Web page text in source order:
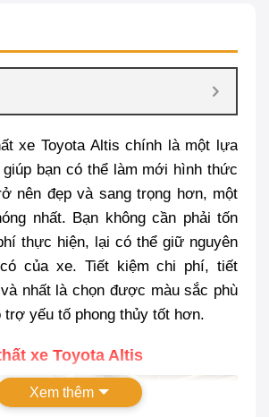
xe Toyota Altis chính là một lựa
giúp bạn có thể làm mới hình thức
nên đẹp và sang trọng hơn, một
nhất. Bạn không cần phải tốn
thực hiện, lại có thể giữ nguyên
của xe. Tiết kiệm chi phí, tiết
nhất là chọn được màu sắc phù
trợ yếu tố phong thủy tốt hơn.
xe Toyota Altis
Xem thêm